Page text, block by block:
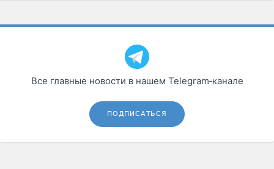
Все главные новости в нашем Telegram‑канале
ПОДПИСАТЬСЯ